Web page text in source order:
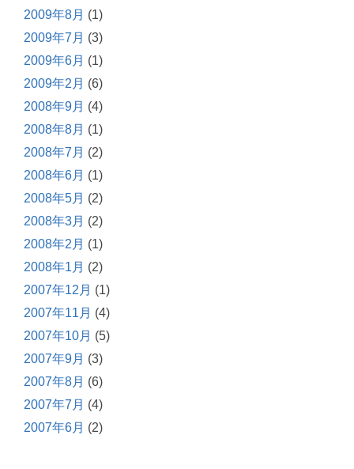
2009年8月 (1)
2009年7月 (3)
2009年6月 (1)
2009年2月 (6)
2008年9月 (4)
2008年8月 (1)
2008年7月 (2)
2008年6月 (1)
2008年5月 (2)
2008年3月 (2)
2008年2月 (1)
2008年1月 (2)
2007年12月 (1)
2007年11月 (4)
2007年10月 (5)
2007年9月 (3)
2007年8月 (6)
2007年7月 (4)
2007年6月 (2)